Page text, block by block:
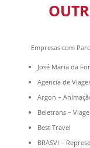
Empresas com
José Maria da
Agencia de
Argon –
Beletrans –
Best Travel
BRASVI –